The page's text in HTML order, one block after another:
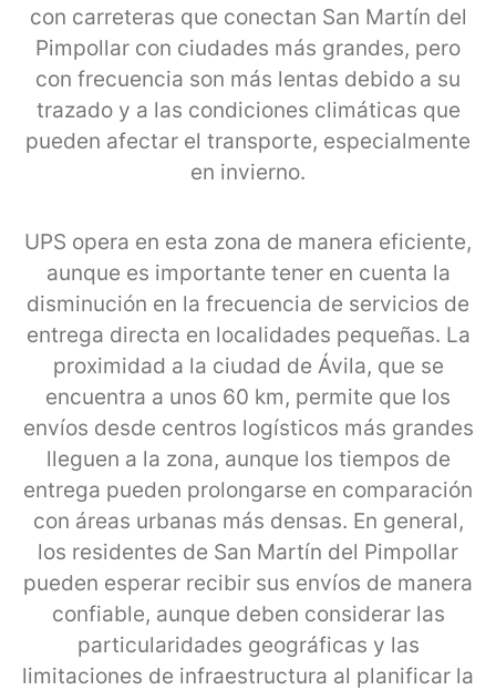
con carreteras que conectan San Martín del
Pimpollar con ciudades más grandes, pero
con frecuencia son más lentas debido a su
trazado y a las condiciones climáticas que
pueden afectar el transporte, especialmente
en invierno.
UPS opera en esta zona de manera eficiente,
aunque es importante tener en cuenta la
disminución en la frecuencia de servicios de
entrega directa en localidades pequeñas. La
proximidad a la ciudad de Ávila, que se
encuentra a unos 60 km, permite que los
envíos desde centros logísticos más grandes
lleguen a la zona, aunque los tiempos de
entrega pueden prolongarse en comparación
con áreas urbanas más densas. En general,
los residentes de San Martín del Pimpollar
pueden esperar recibir sus envíos de manera
confiable, aunque deben considerar las
particularidades geográficas y las
limitaciones de infraestructura al planificar la